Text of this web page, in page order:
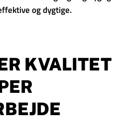
og dygtige.
KVALITET